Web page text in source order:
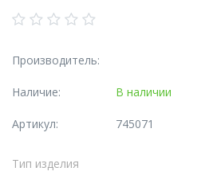
Производитель:
Наличие: В наличии
Артикул: 745071
Тип изделия